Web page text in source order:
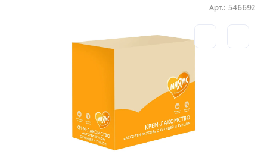
Арт.: 546692